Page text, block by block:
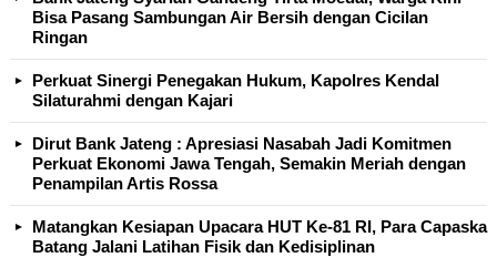
Bisa Pasang Sambungan Air Bersih dengan Cicilan
Ringan
Perkuat Sinergi Penegakan Hukum, Kapolres Kendal
Silaturahmi dengan Kajari
Dirut Bank Jateng : Apresiasi Nasabah Jadi Komitmen
Perkuat Ekonomi Jawa Tengah, Semakin Meriah dengan
Penampilan Artis Rossa
Matangkan Kesiapan Upacara HUT Ke-81 RI, Para Capaska
Batang Jalani Latihan Fisik dan Kedisiplinan